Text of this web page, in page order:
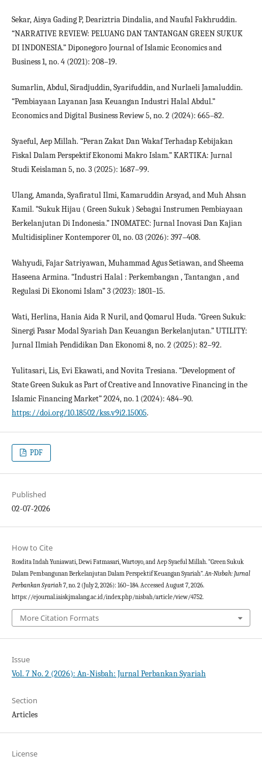
Sekar, Aisya Gading P, Deariztria Dindalia, and Naufal Fakhruddin.
“NARRATIVE REVIEW: PELUANG DAN TANTANGAN GREEN SUKUK
DI INDONESIA.” Diponegoro Journal of Islamic Economics and
Business 1, no. 4 (2021): 208–19.
Sumarlin, Abdul, Siradjuddin, Syarifuddin, and Nurlaeli Jamaluddin.
“Pembiayaan Layanan Jasa Keuangan Industri Halal Abdul.”
Economics and Digital Business Review 5, no. 2 (2024): 665–82.
Syaeful, Aep Millah. “Peran Zakat Dan Wakaf Terhadap Kebijakan
Fiskal Dalam Perspektif Ekonomi Makro Islam.” KARTIKA: Jurnal
Studi Keislaman 5, no. 3 (2025): 1687–99.
Ulang, Amanda, Syafiratul Ilmi, Kamaruddin Arsyad, and Muh Ahsan
Kamil. “Sukuk Hijau ( Green Sukuk ) Sebagai Instrumen Pembiayaan
Berkelanjutan Di Indonesia.” INOMATEC: Jurnal Inovasi Dan Kajian
Multidisipliner Kontemporer 01, no. 03 (2026): 397–408.
Wahyudi, Fajar Satriyawan, Muhammad Agus Setiawan, and Sheema
Haseena Armina. “Industri Halal : Perkembangan , Tantangan , and
Regulasi Di Ekonomi Islam” 3 (2023): 1801–15.
Wati, Herlina, Hania Aida R Nuril, and Qomarul Huda. “Green Sukuk:
Sinergi Pasar Modal Syariah Dan Keuangan Berkelanjutan.” UTILITY:
Jurnal Ilmiah Pendidikan Dan Ekonomi 8, no. 2 (2025): 82–92.
Yulitasari, Lis, Evi Ekawati, and Novita Tresiana. “Development of
State Green Sukuk as Part of Creative and Innovative Financing in the
Islamic Financing Market” 2024, no. 1 (2024): 484–90.
https://doi.org/10.18502/kss.v9i2.15005.
PDF
Published
02-07-2026
How to Cite
Rosdita Indah Yuniawati, Dewi Fatmasari, Wartoyo, and Aep Syaeful Millah. “Green Sukuk
Dalam Pembangunan Berkelanjutan Dalam Perspektif Keuangan Syariah”.An-Nisbah: Jurnal
Perbankan Syariah7, no. 2 (July 2, 2026): 160–184. Accessed August 7, 2026.
https://ejournal.iaiskjmalang.ac.id/index.php/nisbah/article/view/4752.
More Citation Formats
Issue
Vol. 7 No. 2 (2026): An-Nisbah: Jurnal Perbankan Syariah
Section
Articles
License